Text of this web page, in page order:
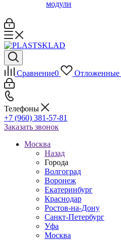
модули
Сравнение0 Отложенные
Телефоны
+7 (960) 381-57-81
Заказать звонок
Москва
Назад
Города
Волгоград
Воронеж
Екатеринбург
Краснодар
Ростов-на-Дону
Санкт-Петербург
Уфа
Москва